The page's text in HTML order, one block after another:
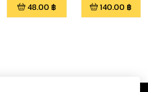
48.00 ฿ 140.00 ฿